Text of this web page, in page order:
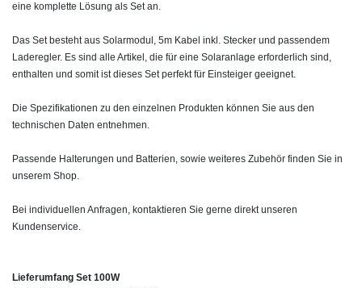
eine komplette Lösung als Set an.
Das Set besteht aus Solarmodul, 5m Kabel inkl. Stecker und passendem
Laderegler. Es sind alle Artikel, die für eine Solaranlage erforderlich sind,
enthalten und somit ist dieses Set perfekt für Einsteiger geeignet.
Die Spezifikationen zu den einzelnen Produkten können Sie aus den
technischen Daten entnehmen.
Passende Halterungen und Batterien, sowie weiteres Zubehör finden Sie in
unserem Shop.
Bei individuellen Anfragen, kontaktieren Sie gerne direkt unseren
Kundenservice.
Lieferumfang Set 100W